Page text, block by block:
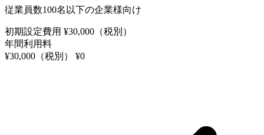
従業員数100名以下の企業様向け
初期設定費用 ¥30,000 （税別）
年間利用料
¥30,000 （税別） ¥0